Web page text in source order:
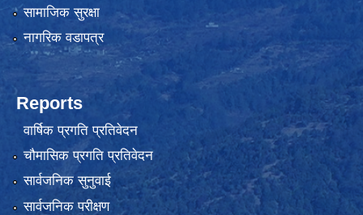
सामाजिक सुरक्षा
नागरिक वडापत्र
Reports
वार्षिक प्रगति प्रतिवेदन
चौमासिक प्रगति प्रतिवेदन
सार्वजनिक सुनुवाई
सार्वजनिक परीक्षण